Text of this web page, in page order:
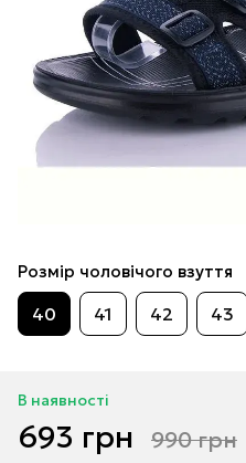
Розмір чоловічого взуття
40 41 42 43
В наявності
693 грн 990 грн